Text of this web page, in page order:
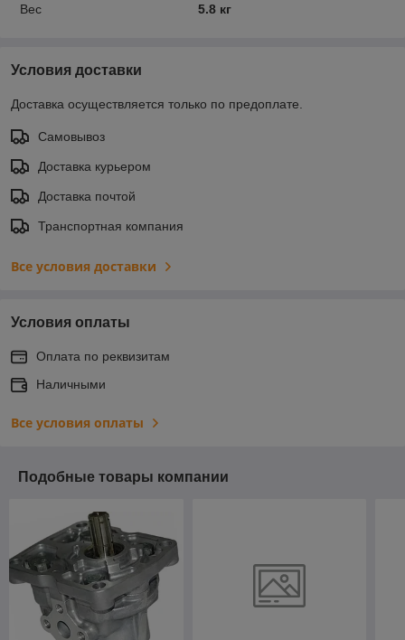
Вес 5.8 кг
Условия доставки
Доставка осуществляется только по предоплате.
Самовывоз
Доставка курьером
Доставка почтой
Транспортная компания
Все условия доставки
Условия оплаты
Оплата по реквизитам
Наличными
Все условия оплаты
Подобные товары компании